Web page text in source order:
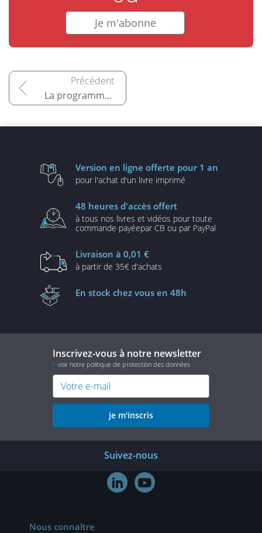
Je m'abonne
La programmation
Version en ligne offerte pour 1 an
pour l'achat d'un livre imprimé
48 heures d'accès offert
à tous nos livres et vidéos pour toute
commande payéepar CB ou par PayPal
Livraison à 0,01 €
à partir de 35€ d'achats
En stock chez vous en 48h
Inscrivez-vous à notre newsletter
voir notre politique de protection des données
je m'inscris
Suivez-nous
 
Nous connaître